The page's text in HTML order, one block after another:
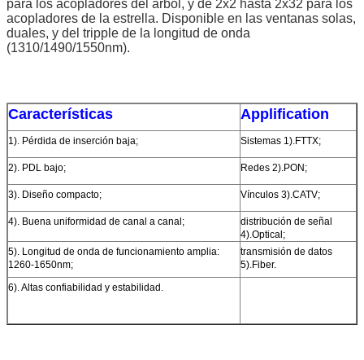
para los acopladores del árbol, y de 2x2 hasta 2x32 para los
acopladores de la estrella. Disponible en las ventanas solas,
duales, y del tripple de la longitud de onda
(1310/1490/1550nm).
Características Applification
1). Pérdida de inserción baja; Sistemas 1).FTTX;
2). PDL bajo; Redes 2).PON;
3). Diseño compacto; Vínculos 3).CATV;
4). Buena uniformidad de canal a canal;
distribución de señal
4).Optical;
5). Longitud de onda de funcionamiento amplia:
1260-1650nm;
transmisión de datos
5).Fiber.
6). Altas confiabilidad y estabilidad.